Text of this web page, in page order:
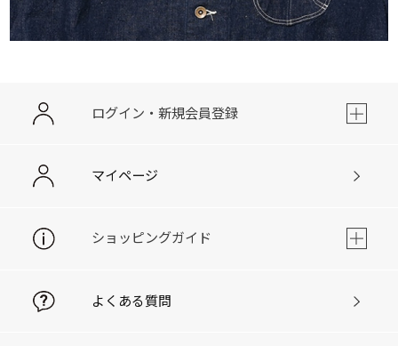
ログイン・新規会員登録
マイページ
ショッピングガイド
よくある質問